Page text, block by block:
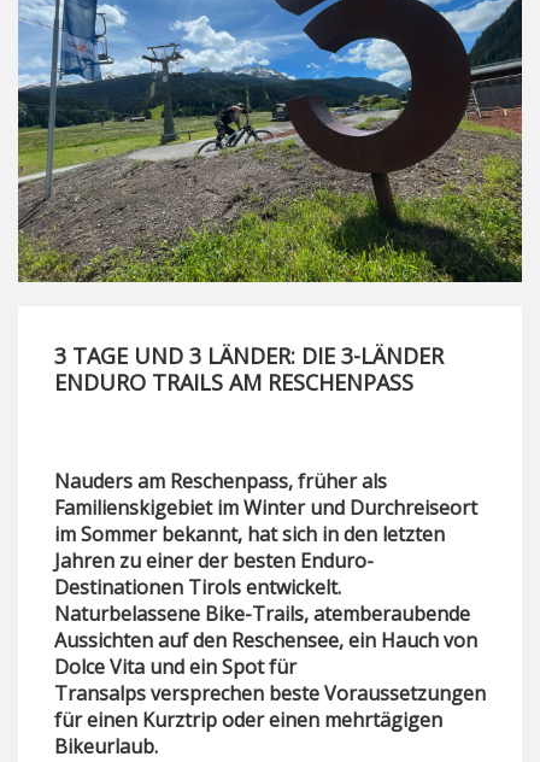
3 TAGE UND 3 LÄNDER: DIE 3-LÄNDER
ENDURO TRAILS AM RESCHENPASS
Nauders am Reschenpass, früher als
Familienskigebiet im Winter und Durchreiseort
im Sommer bekannt, hat sich in den letzten
Jahren zu einer der besten Enduro-
Destinationen Tirols entwickelt.
Naturbelassene Bike-Trails, atemberaubende
Aussichten auf den Reschensee, ein Hauch von
Dolce Vita und ein Spot für
Transalps versprechen beste Voraussetzungen
für einen Kurztrip oder einen mehrtägigen
Bikeurlaub.